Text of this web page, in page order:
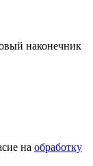
наконечник
на обработку